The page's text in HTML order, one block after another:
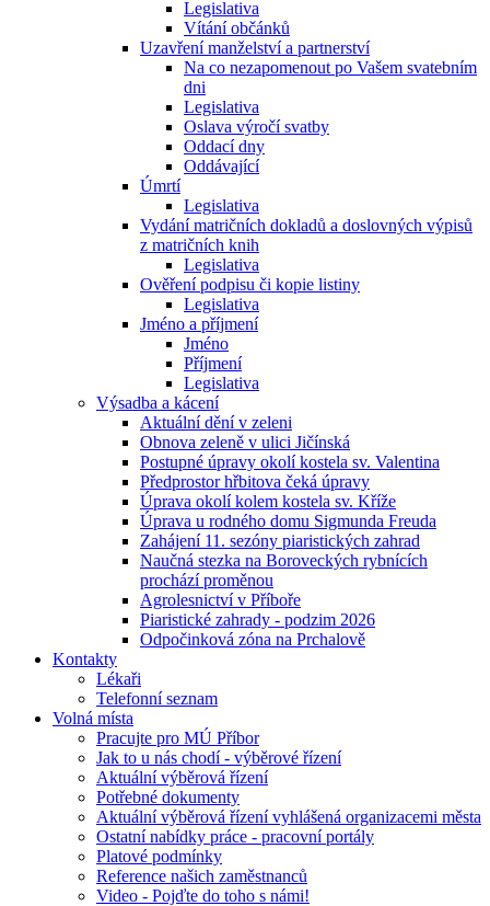
Legislativa
Vítání občánků
Uzavření manželství a partnerství
Na co nezapomenout po Vašem svatebním
dni
Legislativa
Oslava výročí svatby
Oddací dny
Oddávající
Úmrtí
Legislativa
Vydání matričních dokladů a doslovných výpisů
z matričních knih
Legislativa
Ověření podpisu či kopie listiny
Legislativa
Jméno a příjmení
Jméno
Příjmení
Legislativa
Výsadba a kácení
Aktuální dění v zeleni
Obnova zeleně v ulici Jičínská
Postupné úpravy okolí kostela sv. Valentina
Předprostor hřbitova čeká úpravy
Úprava okolí kolem kostela sv. Kříže
Úprava u rodného domu Sigmunda Freuda
Zahájení 11. sezóny piaristických zahrad
Naučná stezka na Boroveckých rybnících
prochází proměnou
Agrolesnictví v Příboře
Piaristické zahrady - podzim 2026
Odpočinková zóna na Prchalově
Kontakty
Lékaři
Telefonní seznam
Volná místa
Pracujte pro MÚ Příbor
Jak to u nás chodí - výběrové řízení
Aktuální výběrová řízení
Potřebné dokumenty
Aktuální výběrová řízení vyhlášená organizacemi města
Ostatní nabídky práce - pracovní portály
Platové podmínky
Reference našich zaměstnanců
Video - Pojďte do toho s námi!